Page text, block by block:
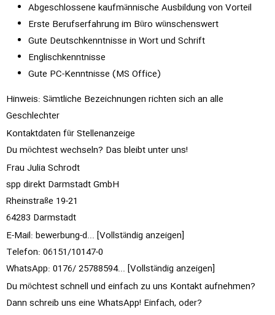
Abgeschlossene kaufmännische Ausbildung von Vorteil
Erste Berufserfahrung im Büro wünschenswert
Gute Deutschkenntnisse in Wort und Schrift
Englischkenntnisse
Gute PC-Kenntnisse (MS Office)
Hinweis: Sämtliche Bezeichnungen richten sich an alle
Geschlechter
Kontaktdaten für Stellenanzeige
Du möchtest wechseln? Das bleibt unter uns!
Frau Julia Schrodt
spp direkt Darmstadt GmbH
Rheinstraße 19-21
64283 Darmstadt
E-Mail: bewerbung-d... [Vollständig anzeigen]
Telefon: 06151/10147-0
WhatsApp: 0176/25788594... [Vollständig anzeigen]
Du möchtest schnell und einfach zu uns Kontakt aufnehmen?
Dann schreib uns eine WhatsApp! Einfach, oder?